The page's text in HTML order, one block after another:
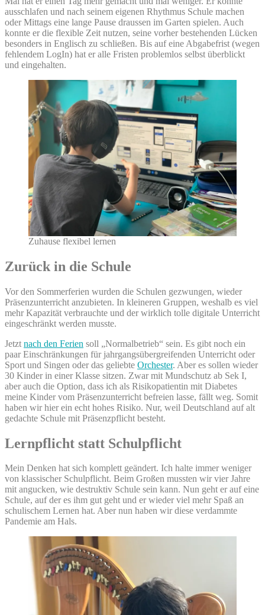
ausschlafen und nach seinem eigenen Rhythmus Schule machen
oder Mittags eine lange Pause draussen im Garten spielen. Auch
konnte er die flexible Zeit nutzen, seine vorher bestehenden Lücken
besonders in Englisch zu schließen. Bis auf eine Abgabefrist (wegen
fehlendem LogIn) hat er alle Fristen problemlos selbst überblickt
und eingehalten.
Zuhause flexibel lernen
Zurück in die Schule
Vor den Sommerferien wurden die Schulen gezwungen, wieder
Präsenzunterricht anzubieten. In kleineren Gruppen, weshalb es viel
mehr Kapazität verbrauchte und der wirklich tolle digitale Unterricht
eingeschränkt werden musste.
Jetzt nach den Ferien soll „Normalbetrieb“ sein. Es gibt noch ein
paar Einschränkungen für jahrgangsübergreifenden Unterricht oder
Sport und Singen oder das geliebte Orchester. Aber es sollen wieder
30 Kinder in einer Klasse sitzen. Zwar mit Mundschutz ab Sek I,
aber auch die Option, dass ich als Risikopatientin mit Diabetes
meine Kinder vom Präsenzunterricht befreien lasse, fällt weg. Somit
haben wir hier ein echt hohes Risiko. Nur, weil Deutschland auf alt
gedachte Schule mit Präsenzpflicht besteht.
Lernpflicht statt Schulpflicht
Mein Denken hat sich komplett geändert. Ich halte immer weniger
von klassischer Schulpflicht. Beim Großen mussten wir vier Jahre
mit angucken, wie destruktiv Schule sein kann. Nun geht er auf eine
Schule, auf der es ihm gut geht und er wieder viel mehr Spaß an
schulischem Lernen hat. Aber nun haben wir diese verdammte
Pandemie am Hals.